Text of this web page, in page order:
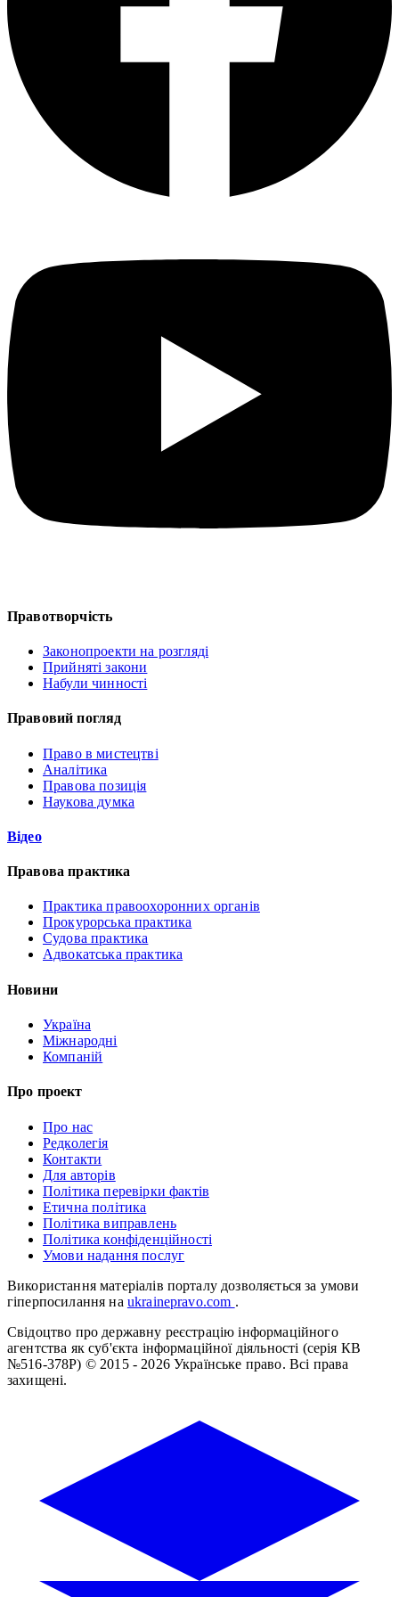
Правотворчість
Законопроекти на розгляді
Прийняті закони
Набули чинності
Правовий погляд
Право в мистецтві
Аналітика
Правова позиція
Наукова думка
Відео
Правова практика
Практика правоохоронних органів
Прокурорська практика
Судова практика
Адвокатська практика
Новини
Україна
Міжнародні
Компаній
Про проект
Про нас
Редколегія
Контакти
Для авторів
Політика перевірки фактів
Етична політика
Політика виправлень
Політика конфіденційності
Умови надання послуг
Використання матеріалів порталу дозволяється за умови
гіперпосилання на ukrainepravo.com .
Свідоцтво про державну реєстрацію інформаційного
агентства як суб'єкта інформаційної діяльності (серія КВ
№516-378Р) © 2015 - 2026 Українське право. Всі права
захищені.